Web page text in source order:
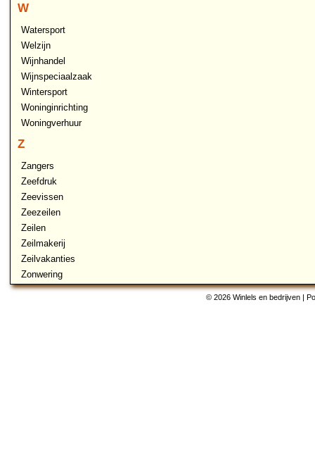
W
Watersport
Welzijn
Wijnhandel
Wijnspeciaalzaak
Wintersport
Woninginrichting
Woningverhuur
Z
Zangers
Zeefdruk
Zeevissen
Zeezeilen
Zeilen
Zeilmakerij
Zeilvakanties
Zonwering
© 2026 Winlels en bedrijven |